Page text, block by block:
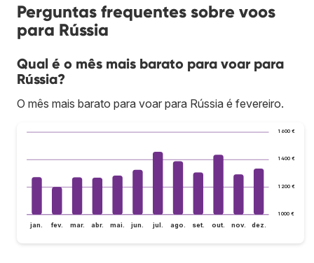
Perguntas frequentes sobre voos
para Rússia
Qual é o mês mais barato para voar para
Rússia?
O mês mais barato para voar para Rússia é fevereiro.
1 000 €
1 200 €
1 400 €
1 600 €
jan. fev. mar. abr. mai. jun. jul. ago. set. out. nov. dez.